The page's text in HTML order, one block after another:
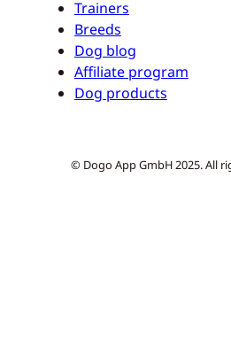
Trainers
Breeds
Dog blog
Affiliate program
Dog products
© Dogo App GmbH 2025. All